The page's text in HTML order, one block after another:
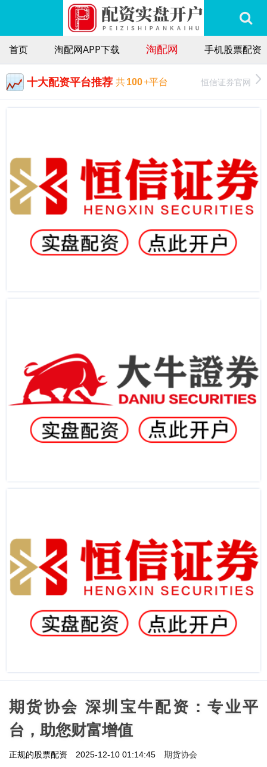
首页 淘配网APP下载 淘配网 手机股票配资
十大配资平台推荐 共100+平台 恒信证券官网
期货协会 深圳宝牛配资：专业平
台，助您财富增值
正规的股票配资 2025-12-10 01:14:45 期货协会